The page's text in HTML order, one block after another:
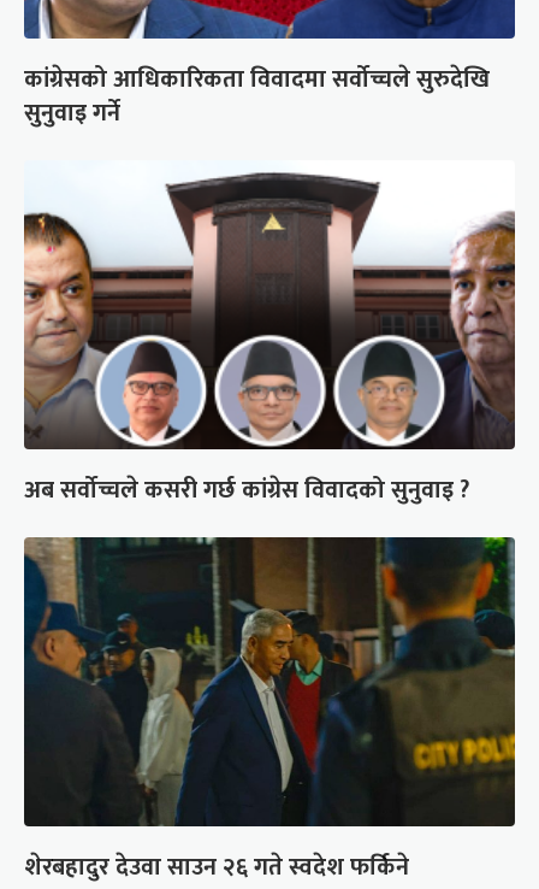
कांग्रेसको आधिकारिकता विवादमा सर्वोच्चले सुरुदेखि
सुनुवाइ गर्ने
अब सर्वोच्चले कसरी गर्छ कांग्रेस विवादको सुनुवाइ ?
शेरबहादुर देउवा साउन २६ गते स्वदेश फर्किने